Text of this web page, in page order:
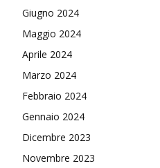
Giugno 2024
Maggio 2024
Aprile 2024
Marzo 2024
Febbraio 2024
Gennaio 2024
Dicembre 2023
Novembre 2023